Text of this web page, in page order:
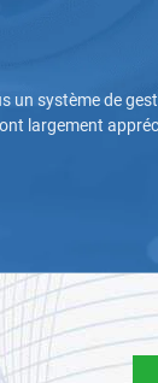
un système de
largement